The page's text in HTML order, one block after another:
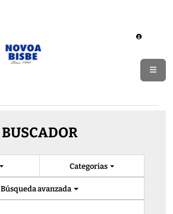
BUSCADOR
Categorias
Búsqueda avanzada